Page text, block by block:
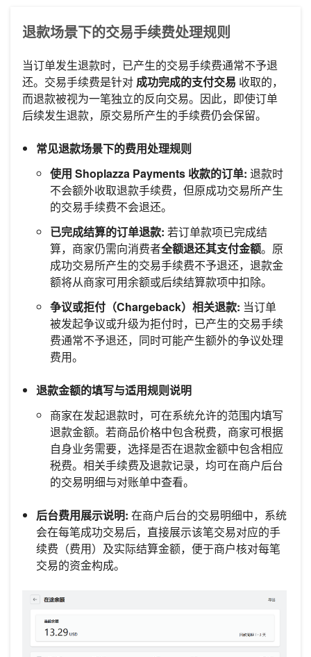
退款场景下的交易手续费处理规则
当订单发生退款时，已产生的交易手续费通常不予退
还。交易手续费是针对 成功完成的支付交易 收取的，
而退款被视为一笔独立的反向交易。因此，即使订单
后续发生退款，原交易所产生的手续费仍会保留。
常见退款场景下的费用处理规则
使用 Shoplazza Payments 收款的订单: 退款时
不会额外收取退款手续费，但原成功交易所产生
的交易手续费不会退还。
已完成结算的订单退款: 若订单款项已完成结
算，商家仍需向消费者全额退还其支付金额。原
成功交易所产生的交易手续费不予退还，退款金
额将从商家可用余额或后续结算款项中扣除。
争议或拒付（Chargeback）相关退款: 当订单
被发起争议或升级为拒付时，已产生的交易手续
费通常不予退还，同时可能产生额外的争议处理
费用。
退款金额的填写与适用规则说明
商家在发起退款时，可在系统允许的范围内填写
退款金额。若商品价格中包含税费，商家可根据
自身业务需要，选择是否在退款金额中包含相应
税费。相关手续费及退款记录，均可在商户后台
的交易明细与对账单中查看。
后台费用展示说明: 在商户后台的交易明细中，系统
会在每笔成功交易后，直接展示该笔交易对应的手
续费（费用）及实际结算金额，便于商户核对每笔
交易的资金构成。